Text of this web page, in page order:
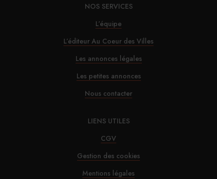
NOS SERVICES
L’équipe
L’éditeur Au Coeur des Villes
Les annonces légales
Les petites annonces
Nous contacter
LIENS UTILES
CGV
Gestion des cookies
Mentions légales